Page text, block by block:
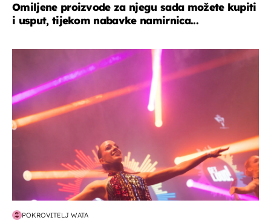
Omiljene proizvode za njegu sada možete kupiti
i usput, tijekom nabavke namirnica...
POKROVITELJ WATA